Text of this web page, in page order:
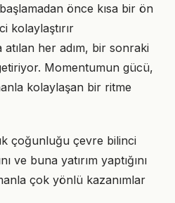
önce kısa bir ön
kolaylaştırır
her adım, bir sonraki
Momentumun gücü,
kolaylaşan bir ritme
çoğunluğu çevre bilinci
ve buna yatırım yaptığını
çok yönlü kazanımlar